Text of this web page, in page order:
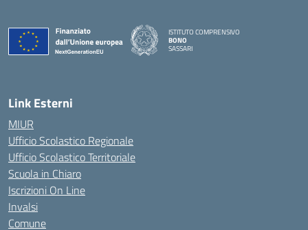
ISTITUTO COMPRENSIVO
BONO
SASSARI
Link Esterni
MIUR
Ufficio Scolastico Regionale
Ufficio Scolastico Territoriale
Scuola in Chiaro
Iscrizioni On Line
Invalsi
Comune